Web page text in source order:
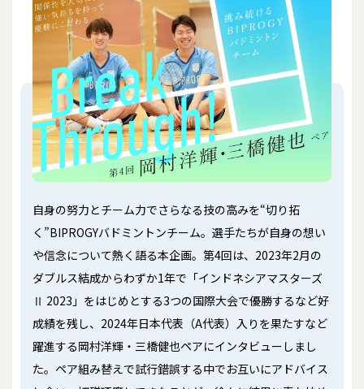
自身の努力とチーム力でさらなる技の高みを“切り拓
く”BIPROGYバドミントンチーム。選手たちが自身の想い
や信念について熱く語る本企画。第4回は、2023年2月の
ダブルス結成からわずか1年で「インドネシアマスターズ
Ⅱ 2023」をはじめとする3つの国際大会で優勝するなど好
成績を残し、2024年日本代表（A代表）入りを果たすなど
躍進する岡村洋輝・三橋健也ペアにインタビューしまし
た。ペア組み替えで試行錯誤する中でお互いにアドバイス